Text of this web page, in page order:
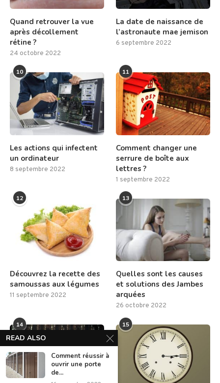
Quand retrouver la vue
après décollement
rétine ?
24 octobre 2022
La date de naissance de
l’astronaute mae jemison
6 septembre 2022
10
Les actions qui infectent
un ordinateur
8 septembre 2022
11
Comment changer une
serrure de boîte aux
lettres ?
1 septembre 2022
12
Découvrez la recette des
samoussas aux légumes
11 septembre 2022
13
Quelles sont les causes
et solutions des Jambes
arquées
26 octobre 2022
14 15
READ ALSO
Comment réussir à
ouvrir une porte
de...